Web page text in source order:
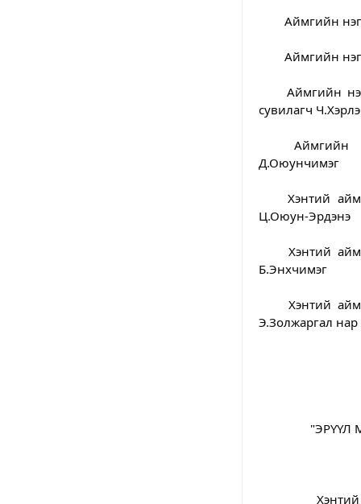
Аймгийн
Аймгийн
	Аймгийн нэгдсэн эмнэлгийн Уламжлалт хавдар хөнгөвчлөхийн тасгийн ахлах
сувилагч
	Аймгийн Нэгдсэн эмнэлэгийн яаралтай тусламжийн тасгийн сувилагч
Д.Оюунчимэг
	Хэнтий аймгийн Хэрлэнбаян-Улаан тосгоны эрүүл мэндийн төвийн сувилагч
Ц.Оюун-Эрдэнэ
Б.Энхчимэг
Э.Золжаргал нар